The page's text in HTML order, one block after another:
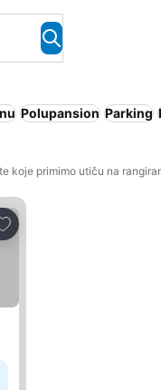
Polupansion Parking
koje primimo utiču na
u favorite